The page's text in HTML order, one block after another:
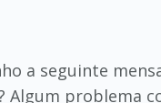
a seguinte
problema